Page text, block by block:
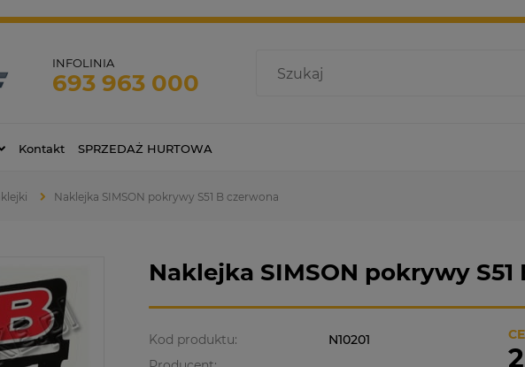
INFOLINIA
693 963 000
Kontakt SPRZEDAŻ HURTOWA
Naklejka SIMSON pokrywy S51 B czerwona
Naklejka SIMSON pokrywy S51
Kod produktu:
N10201